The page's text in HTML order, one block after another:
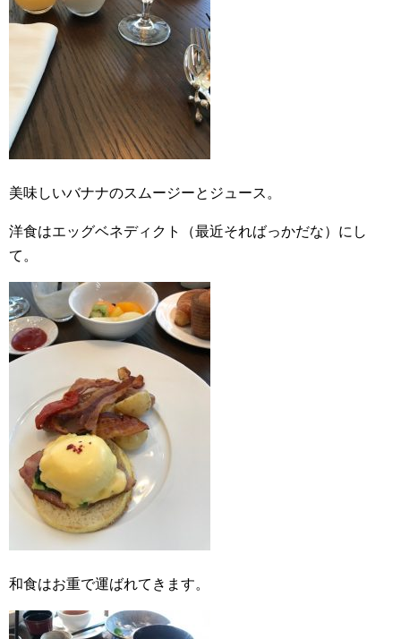
美味しいバナナのスムージーとジュース。
洋食はエッグベネディクト（最近そればっかだな）にし
て。
和食はお重で運ばれてきます。